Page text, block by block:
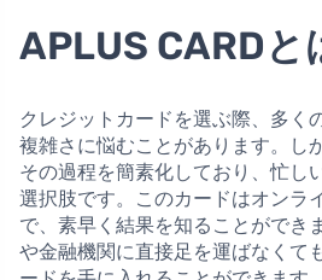
APLUS CARDと
クレジットカードを選ぶ際、多く
複雑さに悩むことがあります。し
その過程を簡素化しており、忙し
選択肢です。このカードはオンラ
で、素早く結果を知ることができ
や金融機関に直接足を運ばなくて